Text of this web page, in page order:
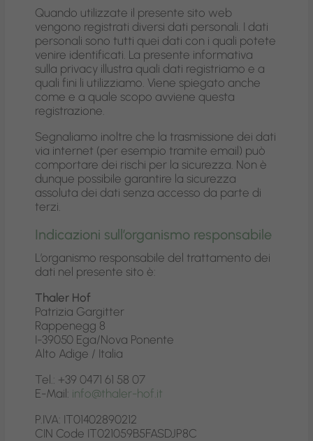
Quando utilizzate il presente sito web
vengono registrati diversi dati personali. I dati
personali sono tutti quei dati con i quali potete
venire identificati. La presente informativa
sulla privacy illustra quali dati registriamo e a
quali fini li utilizziamo. Viene spiegato anche
come e a quale scopo avviene questa
registrazione.
Segnaliamo inoltre che la trasmissione dei dati
via internet (per esempio tramite email) può
comportare dei rischi per la sicurezza. Non è
dunque possibile garantire la sicurezza
assoluta dei dati senza accesso da parte di
terzi.
Indicazioni sull’organismo responsabile
L’organismo responsabile del trattamento dei
dati nel presente sito è:
Thaler Hof
Patrizia Gargitter
Rappenegg 8
I-39050 Ega/Nova Ponente
Alto Adige / Italia
Tel.: +39 0471 61 58 07
E-Mail: info@thaler-hof.it
P.IVA: IT01402890212
CIN Code IT021059B5FASDJP8C